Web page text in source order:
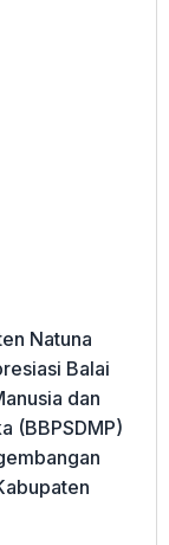
Natuna
Balai
dan
(BBPSDMP)